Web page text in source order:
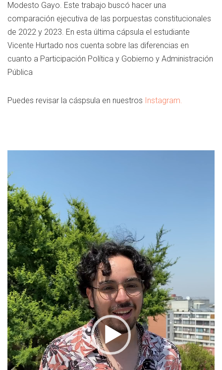
Modesto Gayo. Este trabajo buscó hacer una
comparación ejecutiva de las porpuestas constitucionales
de 2022 y 2023. En esta última cápsula el estudiante
Vicente Hurtado nos cuenta sobre las diferencias en
cuanto a Participación Política y Gobierno y Administración
Pública
Puedes revisar la cáspsula en nuestros Instagram.
de
Video